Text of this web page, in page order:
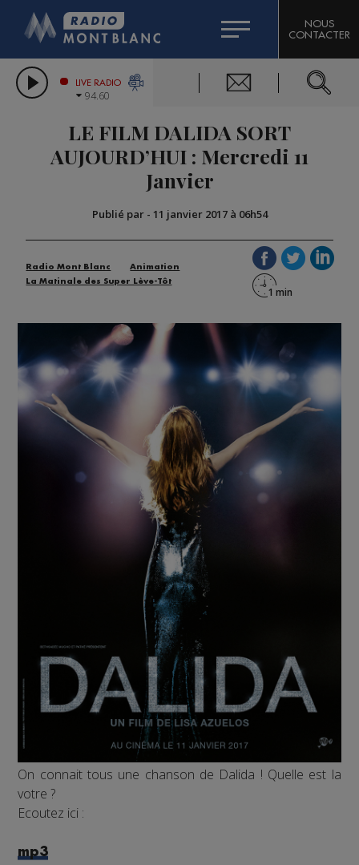
LES CHRONIQUES DE L'EXPERT
CITIZEN MACHINERY
GRAND MASSIF DOMAINES SKIABLES
BIGARD
COMPAGNIE DU MONT-BLANC
NOUS
CONTACTER
LIVE RADIO
94.60
LE FILM DALIDA SORT
AUJOURD’HUI : Mercredi 11
Janvier
Publié par - 11 janvier 2017 à 06h54
Radio Mont Blanc
Animation
La Matinale des Super Lève-Tôt
On connait tous une chanson de Dalida ! Quelle est la
votre ?
Ecoutez ici :
mp3